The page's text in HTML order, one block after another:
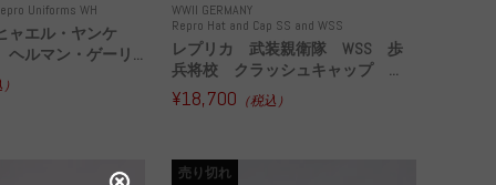
Uniforms WH
エル・ヤンケ
ルマン・ゲーリ...
WWII GERMANY
Repro Hat and Cap SS and WSS
レプリカ 武装親衛隊 WSS 歩
兵将校 クラッシュキャップ ...
¥18,700 （税込）
売り切れ